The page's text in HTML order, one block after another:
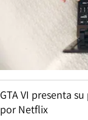
GTA VI presenta
por Netflix